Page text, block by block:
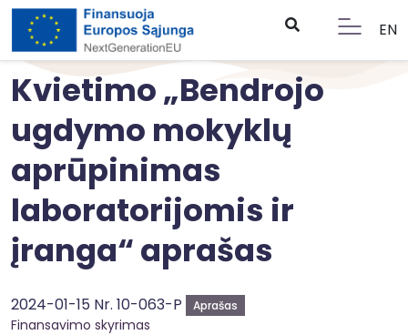
EN
Kvietimo „Bendrojo
ugdymo mokyklų
aprūpinimas
laboratorijomis ir
įranga“ aprašas
2024-01-15 Nr. 10-063-P Aprašas
Finansavimo skyrimas